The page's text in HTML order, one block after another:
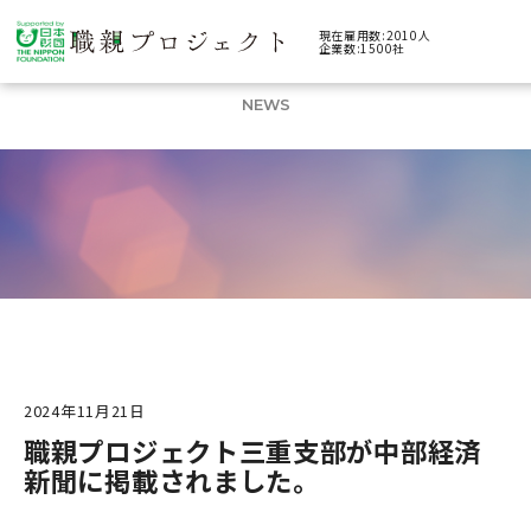
現在雇用数:2010人
企業数:1500社
NEWS
2024年11月21日
職親プロジェクト三重支部が中部経済
新聞に掲載されました。